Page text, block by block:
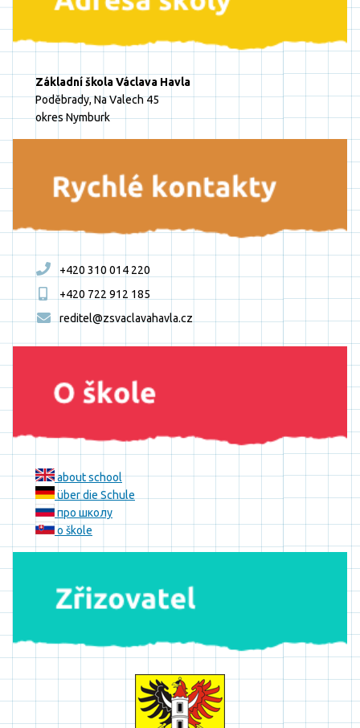
Základní škola Václava Havla
Poděbrady, Na Valech 45
okres Nymburk
+420 310 014 220
+420 722 912 185
reditel@zsvaclavahavla.cz
about school
über die Schule
про школу
o škole